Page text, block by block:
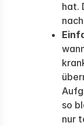
hat.
so
nur